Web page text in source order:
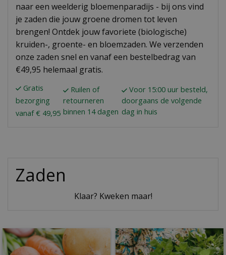
naar een weelderig bloemenparadijs - bij ons vind
je zaden die jouw groene dromen tot leven
brengen! Ontdek jouw favoriete (biologische)
kruiden-, groente- en bloemzaden. We verzenden
onze zaden snel en vanaf een bestelbedrag van
€49,95 helemaal gratis.
Gratis
bezorging
vanaf € 49,95
Ruilen of
retourneren
binnen 14 dagen
Voor 15:00 uur besteld,
doorgaans de volgende
dag in huis
Zaden
Klaar? Kweken maar!